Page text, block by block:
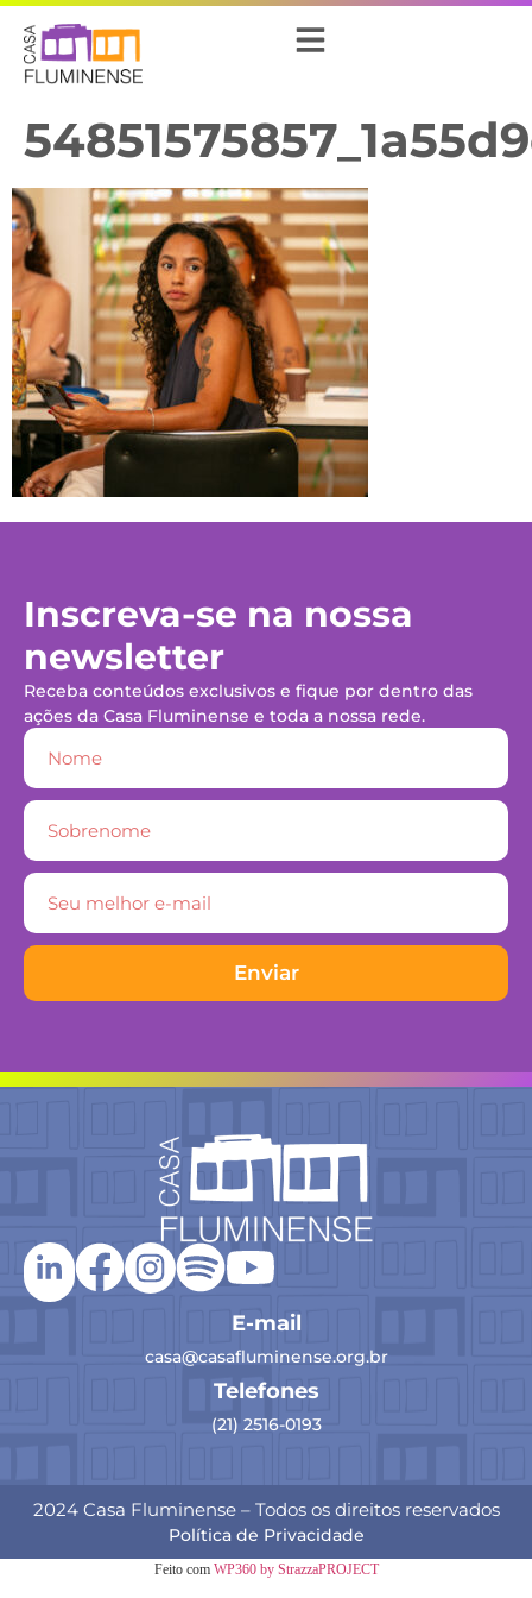
Inscreva-se na nossa
newsletter
Receba conteúdos exclusivos e fique por dentro das
ações da Casa Fluminense e toda a nossa rede.
Enviar
E-mail
casa@casafluminense.org.br
Telefones
(21) 2516-0193
2024 Casa Fluminense – Todos os direitos reservados
Política de Privacidade
Feito com WP360 by StrazzaPROJECT